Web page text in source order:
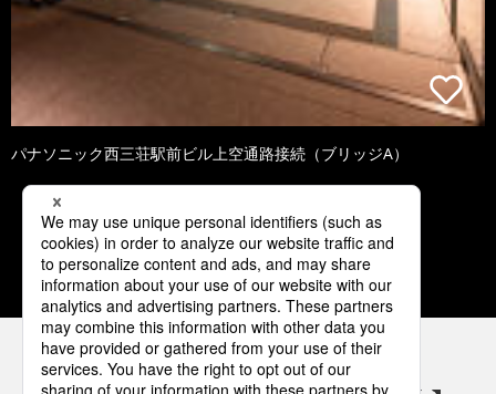
パナソニック西三荘駅前ビル上空通路接続（ブリッジA）
1 2 3 4 5
パナソニックの電気設備 SNSアカウント